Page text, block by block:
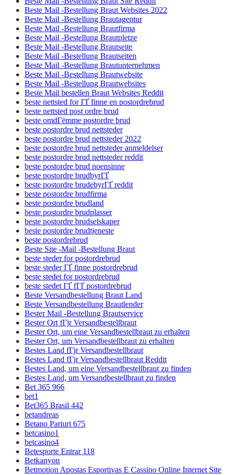
Beste Mail -Bestellung Braut Websites 2022
Beste Mail -Bestellung Brautagentur
Beste Mail -Bestellung Brautfirma
Beste Mail -Bestellung Brautpletze
Beste Mail -Bestellung Brautseite
Beste Mail -Bestellung Brautseiten
Beste Mail -Bestellung Brautunternehmen
Beste Mail -Bestellung Brautwebsite
Beste Mail -Bestellung Brautwebsites
Beste Mail bestellen Braut Websites Reddit
beste nettsted for ГҐ finne en postordrebrud
beste nettsted post ordre brud
beste omdГёmme postordre brud
beste postordre brud nettsteder
beste postordre brud nettsteder 2022
beste postordre brud nettsteder anmeldelser
beste postordre brud nettsteder reddit
beste postordre brud noensinne
beste postordre brudbyrГҐ
beste postordre brudebyrГҐ reddit
beste postordre brudfirma
beste postordre brudland
beste postordre brudplasser
beste postordre brudselskaper
beste postordre brudtjeneste
beste postordrebrud
Beste Site -Mail -Bestellung Braut
beste steder for postordrebrud
beste steder ГҐ finne postordrebrud
beste stedet for postordrebrud
beste stedet ГҐ fГҐ postordrebrud
Beste Versandbestellung Braut Land
Beste Versandbestellung Brautlender
Bester Mail -Bestellung Brautservice
Bester Ort fГјr Versandbestellbraut
Bester Ort, um eine Versandbestellbraut zu erhalten
Bester Ort, um Versandbestellbraut zu erhalten
Bestes Land fГјr Versandbestellbraut
Bestes Land fГјr Versandbestellbraut Reddit
Bestes Land, um eine Versandbestellbraut zu finden
Bestes Land, um Versandbestellbraut zu finden
Bet 365 966
bet1
Bet365 Brasil 442
betandreas
Betano Pariuri 675
betcasino1
betcasino4
Betesporte Entrar 118
Betkanyon
Betmotion Apostas Esportivas E Cassino Online Internet Site